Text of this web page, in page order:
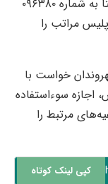
را از طریق مرکز فوریت‌های سایبری پلیس فتا به شماره ۰۹۶۳۸۰
پلیس مراتب را
خواست با
سوءاستفاده
مرتبط را
کپی لینک کوتاه